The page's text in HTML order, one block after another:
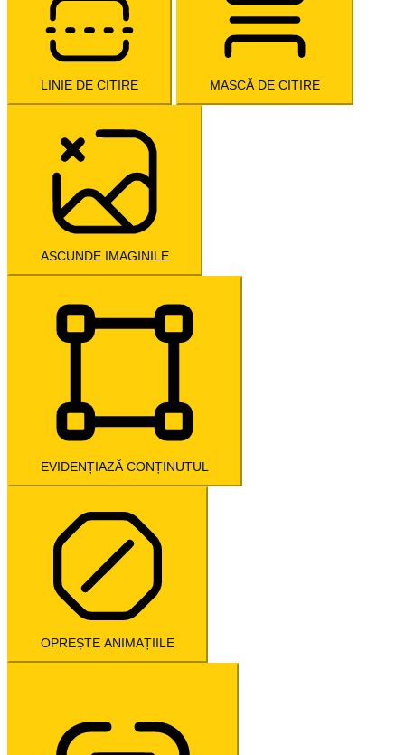
LINIE DE CITIRE MASCĂ DE CITIRE
ASCUNDE IMAGINILE
EVIDENȚIAZĂ CONȚINUTUL
OPREȘTE ANIMAȚIILE